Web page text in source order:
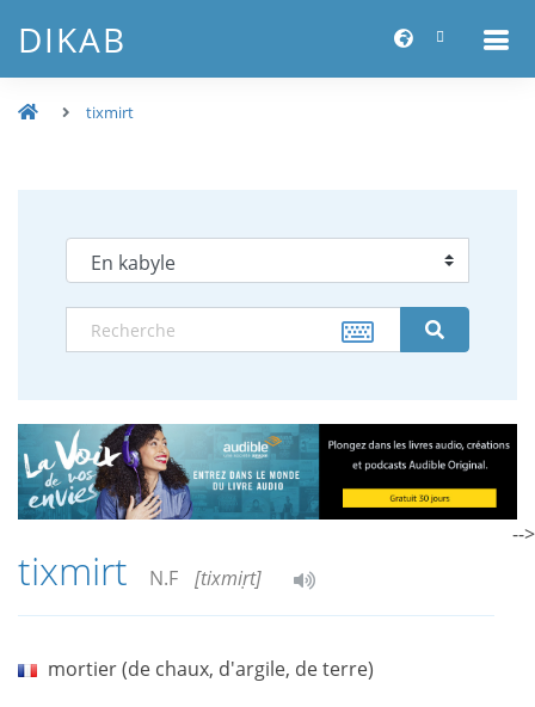
DIKAB
tixmirt
tixmirt N.F [tixmiṛt]
mortier (de chaux, d'argile, de terre)
-->